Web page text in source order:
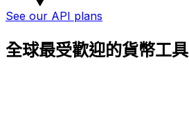
See our API plans
全球最受歡迎的貨幣工具